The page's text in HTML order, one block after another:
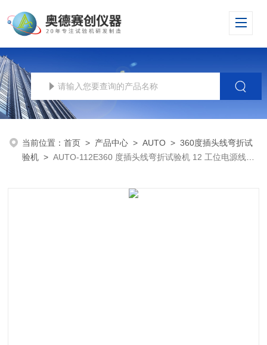
当前位置：首页 > 产品中心 >AUTO >360度插头线弯折试
验机 >AUTO-112E360 度插头线弯折试验机 12 工位电源线耐